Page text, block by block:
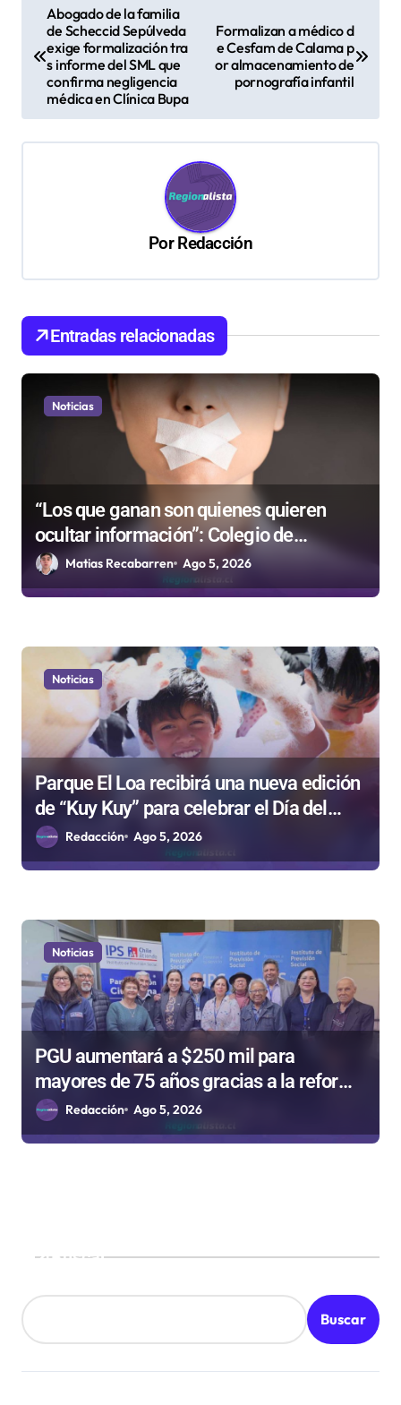
g
n
e
Abogado de la familia
de Scheccid Sepúlveda
exige formalización tra
s informe del SML que
confirma negligencia
médica en Clínica Bupa
Formalizan a médico d
e Cesfam de Calama p
or almacenamiento de
pornografía infantil
PorRedacción
Entradas relacionadas
Noticias
“Los que ganan son quienes quieren
ocultar información”: Colegio de
Periodistas cuestiona la “Ley Mordaza
2.0”
Matias Recabarren Ago 5, 2026
Noticias
Parque El Loa recibirá una nueva edición
de “Kuy Kuy” para celebrar el Día del
NiñoRedacción Ago 5, 2026
Noticias
PGU aumentará a $250 mil para
mayores de 75 años gracias a la reforma
aprobada el 2025
Redacción Ago 5, 2026
Buscar
Buscar